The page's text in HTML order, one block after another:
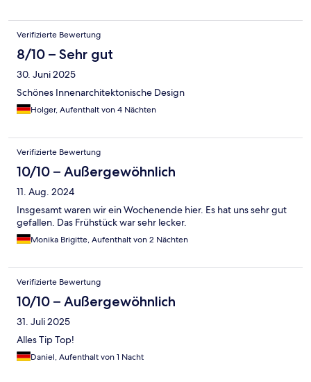
Verifizierte Bewertung
8/10 – Sehr gut
30. Juni 2025
Schönes Innenarchitektonische Design
Holger, Aufenthalt von 4 Nächten
Verifizierte Bewertung
10/10 – Außergewöhnlich
11. Aug. 2024
Insgesamt waren wir ein Wochenende hier. Es hat uns sehr gut
gefallen. Das Frühstück war sehr lecker.
Monika Brigitte, Aufenthalt von 2 Nächten
Verifizierte Bewertung
10/10 – Außergewöhnlich
31. Juli 2025
Alles Tip Top!
Daniel, Aufenthalt von 1 Nacht